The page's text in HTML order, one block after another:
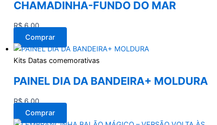
CHAMADINHA-FUNDO DO MAR
R$6,00
Comprar
Kits Datas comemorativas
PAINEL DIA DA BANDEIRA+ MOLDURA
R$6,00
Comprar